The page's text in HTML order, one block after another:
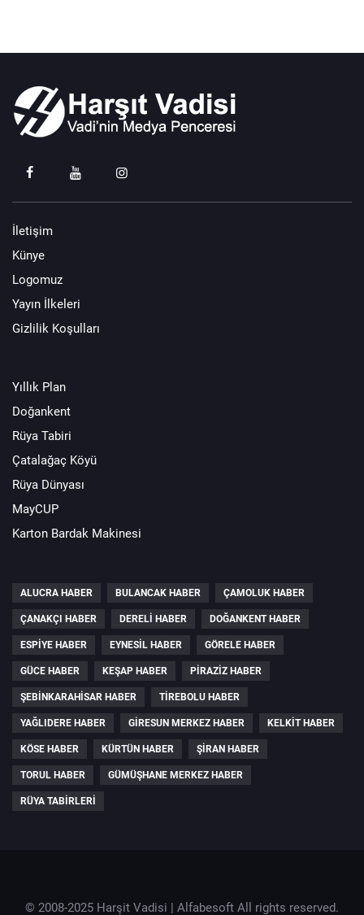
İletişim
Künye
Logomuz
Yayın İlkeleri
Gizlilik Koşulları
Yıllık Plan
Doğankent
Rüya Tabiri
Çatalağaç Köyü
Rüya Dünyası
MayCUP
Karton Bardak Makinesi
ALUCRA HABER BULANCAK HABER ÇAMOLUK HABER
ÇANAKÇI HABER DERELI HABER DOĞANKENT HABER
ESPIYE HABER EYNESIL HABER GÖRELE HABER
GÜCE HABER KEŞAP HABER PIRAZIZ HABER
ŞEBINKARAHISAR HABER TIREBOLU HABER
YAĞLIDERE HABER GIRESUN MERKEZ HABER KELKIT HABER
KÖSE HABER KÜRTÜN HABER ŞIRAN HABER
TORUL HABER GÜMÜŞHANE MERKEZ HABER
RÜYA TABIRLERI
© 2008-2025 Harşit Vadisi | Alfabesoft All rights reserved.